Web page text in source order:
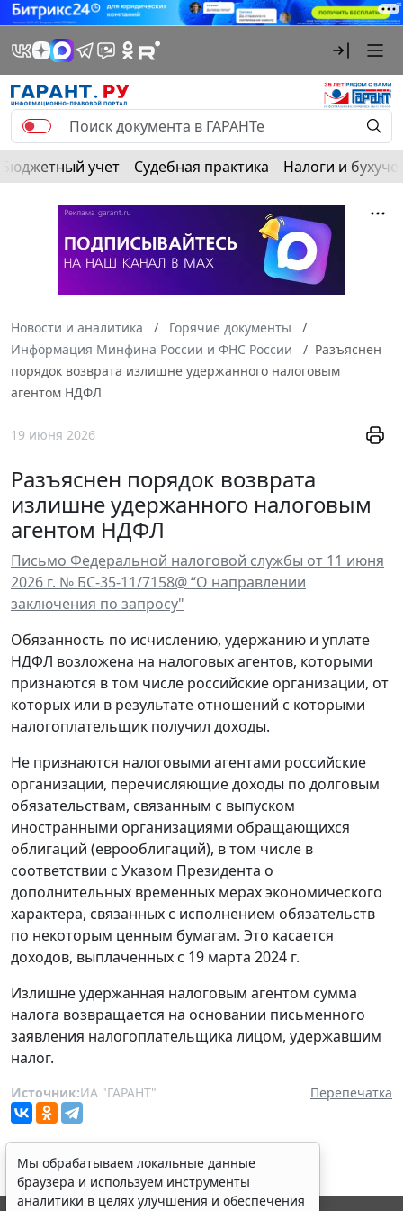
Бюджетный учет Судебная практика Налоги и
Новости и аналитика
Горячие документы
Информация Минфина России и ФНС России
Разъяснен
порядок возврата излишне удержанного налоговым
агентом НДФЛ
19 июня 2026
Разъяснен порядок возврата
излишне удержанного налоговым
агентом НДФЛ
Письмо Федеральной налоговой службы от 11 июня
2026 г. № БС-35-11/7158@ “О направлении
заключения по запросу"
Обязанность по исчислению, удержанию и уплате
НДФЛ возложена на налоговых агентов, которыми
признаются в том числе российские организации, от
которых или в результате отношений с которыми
налогоплательщик получил доходы.
Не признаются налоговыми агентами российские
организации, перечисляющие доходы по долговым
обязательствам, связанным с выпуском
иностранными организациями обращающихся
облигаций (еврооблигаций), в том числе в
соответствии с Указом Президента о
дополнительных временных мерах экономического
характера, связанных с исполнением обязательств
по некоторым ценным бумагам. Это касается
доходов, выплаченных с 19 марта 2024 г.
Излишне удержанная налоговым агентом сумма
налога возвращается на основании письменного
заявления налогоплательщика лицом, удержавшим
налог.
Источник:ИА "ГАРАНТ" Перепечатка
Мы обрабатываем локальные данные
браузера и используем инструменты
аналитики в целях улучшения и обеспечения